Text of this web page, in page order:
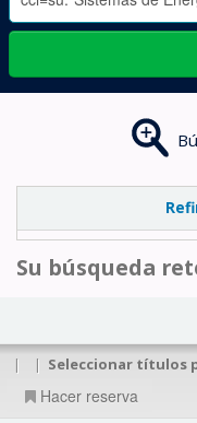
Su búsqueda
| | Seleccionar títulos
Hacer reserva